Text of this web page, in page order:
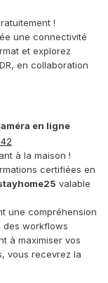
!
une connectivité
et explorez
en collaboration
en ligne
à la maison !
certifiées en
valable
une compréhension
des workflows
à maximiser vos
vous recevrez la